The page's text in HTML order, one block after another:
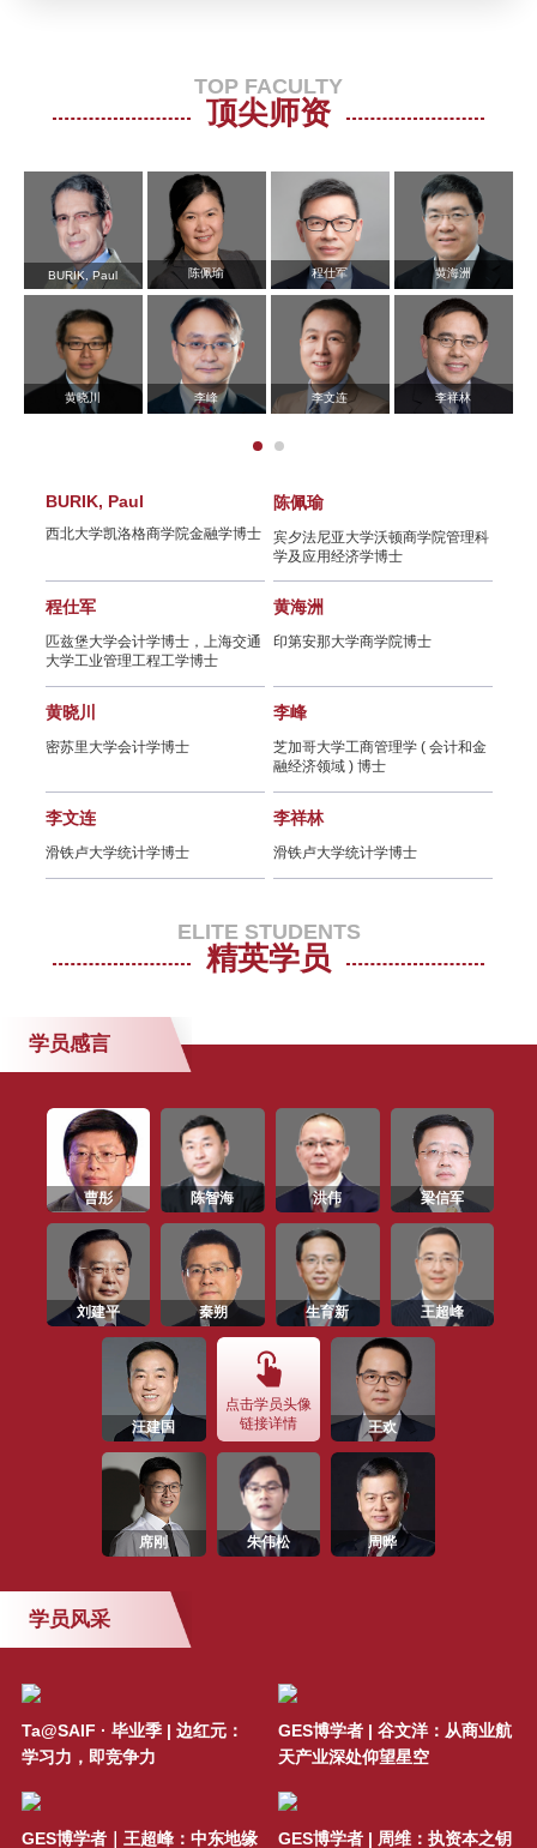
TOP FACULTY
顶尖师资
BURIK, Paul 陈佩瑜 程仕军 黄海洲
黄晓川 李峰 李文连 李祥林
BURIK, Paul
西北大学凯洛格商学院金融学博士
陈佩瑜
宾夕法尼亚大学沃顿商学院管理科
学及应用经济学博士
程仕军
匹兹堡大学会计学博士，上海交通
大学工业管理工程工学博士
黄海洲
印第安那大学商学院博士
黄晓川
密苏里大学会计学博士
李峰
芝加哥大学工商管理学 ( 会计和金
融经济领域 ) 博士
李文连
滑铁卢大学统计学博士
李祥林
滑铁卢大学统计学博士
ELITE STUDENTS
精英学员
学员感言
曹彤 陈智海 洪伟 梁信军
刘建平 秦朔 生育新 王超峰
汪建国
点击学员头像
链接详情
王欢
席刚 朱伟松 周晔
学员风采
Ta@SAIF · 毕业季 | 边红元：
学习力，即竞争力
GES博学者 | 谷文洋：从商业航
天产业深处仰望星空
GES博学者｜王超峰：中东地缘 GES博学者 | 周维：执资本之钥
9月4日 | SAIF金融EMBA/EE/DBA
讲座
活动报名 | 知识创造力量，李若谷
先生闭门分享会
SAIF学术支持秦朔朋友圈首场金融
沙龙—8月8日/上海
席经济学家彭文生分享《渐行渐近
SAIF金融EMBA/EE/DBA招生说明
会暨备战2019 EMBA管理类联考指
导讲座
活动邀请 | SAIF文化创意产业领军
论坛（6月23日/上海）
SAIF EMBA/EE/DBA 招生说明会
（上海/6月27日）
海）
说明会（上海/4月20日）
SAIF 金融E沙龙 | 阿里巴巴复杂科
学研究中心主任讲述信息经济（2月
28日/上海）
SAIF金融E沙龙 | 价值投资-穿越时
间的河流与伟大企业共成长（1月
13日/上海）
SAIF金融E沙龙 | 中国商业文明中
的“深圳现象”-11月16日/深圳
SAIF金融E沙龙 |“用数据揭示趋
势，用逻辑寻找机会”—10月16日/
SAIF深圳金融峰会 —“产融引领发
SAIF金融E沙龙 | 智取灰犀牛：社
会价值驱动的资本市场风控之道！
活动邀请 | SAIF EMBA/EE/DBA 7